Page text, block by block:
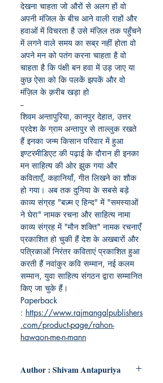
देखना चाहता जो औरों से अलग हों वो
अपनी मंजिल के बीच आने वाली राहों और
हवाओं में विचरता है उसे मंज़िल तक पहुँचने
में लगने वाले समय का सब्र नहीं होता वो
अपने मन को पतंग करना चाहता है वो
चाहता है कि पंक्षी बन हवा में उड़ जाए या
कुछ ऐसा को कि पलकें झपकें और वो
मंज़िल के क़रीब खड़ा हो
--
शिवम अन्तापुरिया, कानपुर देहात, उत्तर
प्रदेश के ग्राम अन्तापुर से ताल्लुक रखते
हैं इनका जन्म किसान परिवार में हुआ
इण्टरमीडिएट की पढ़ाई के दौरान ही इनका
मन साहित्य की ओर झुक गया और
कविताएँ, कहानियाँ, गीत लिखने का शौक
हो गया। अब तक दुनिया के सबसे बड़े
काव्य संग्रह "बज़्म ए हिन्द" में "समस्याओं
ने घेरा" नामक रचना और साहित्य नामा
काव्य संग्रह में "मौन शक्ति" नामक रचनाएँ
प्रकाशित हो चुकी हैं देश के अखबारों और
पत्रिकाओं निरंतर कविताएं प्रकाशित हुआ
करती हैं नवांकुर कवि सम्मान, नई कलम
सम्मान, युवा साहित्य संगठन द्वारा सम्मानित
किए जा चुके हैं।
Paperback
: https://www.rajmangalpublishers
.com/product-page/rahon-
hawaon-me-n-mann
Author : Shivam Antapuriya